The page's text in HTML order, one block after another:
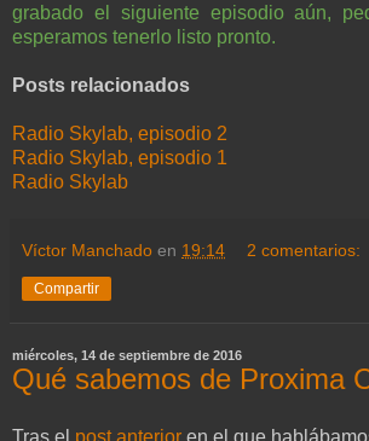
grabado el siguiente episodio aún,
esperamos tenerlo listo pronto.
Posts relacionados
Radio Skylab, episodio 2
Radio Skylab, episodio 1
Radio Skylab
Víctor Manchado en 19:14 2 comentarios:
Compartir
miércoles, 14 de septiembre de 2016
Qué sabemos de Proxima
Tras el post anterior en el que